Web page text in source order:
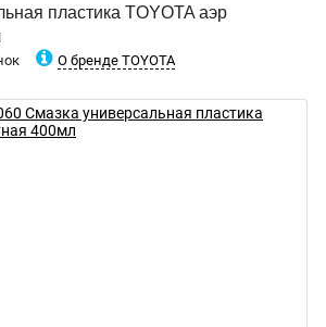
пластика TOYOTA аэр
О бренде TOYOTA